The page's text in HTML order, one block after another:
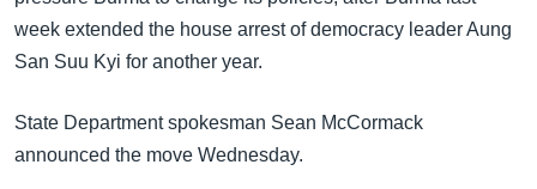
ကျော်
အမေရိကန်သုံးအီဒီယံ
မကြေးမုံရဲ့ အင်္ဂလိပ်စာ
ရုပ်ရှင်ထဲက အင်္ဂလိပ်စာ
သုတပဒေသာ အင်္ဂလိပ်စာ
အပတ်စဉ်ကဏ္ဍများ
ရေဒီယို
တီဗွီ
ရေဒီယိုနှင့်ရုပ်သံ အချက်အလက်များ
ရေဒီယို/တီဗွီအစီအစဉ်
week extended the house arrest of democracy leader Aung
San Suu Kyi for another year.
State Department spokesman Sean McCormack
announced the move Wednesday.